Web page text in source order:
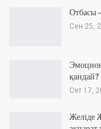
Отбасы
Сен 25,
қандай?
Окт 17,
Желіде